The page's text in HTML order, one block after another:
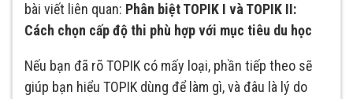
bài viết liên quan: Phân biệt TOPIK I và TOPIK II:
Cách chọn cấp độ thi phù hợp với mục tiêu du học
Nếu bạn đã rõ TOPIK có mấy loại, phần tiếp theo sẽ
giúp bạn hiểu TOPIK dùng để làm gì, và đâu là lý do